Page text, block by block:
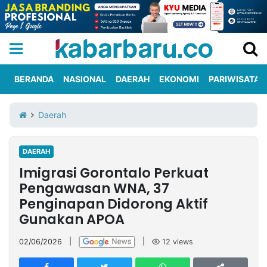
Iklan
Berita
Kami
Nasional
International
Olahraga
Entertainment
Daerah
Pariwisata
Kuliner
Kolom
Network
PT
TREETAN
BERANDA NASIONAL DAERAH EKONOMI PARIWISATA
Daerah
DAERAH
Imigrasi Gorontalo Perkuat
Pengawasan WNA, 37
Penginapan Didorong Aktif
Gunakan APOA
02/06/2026 12 views